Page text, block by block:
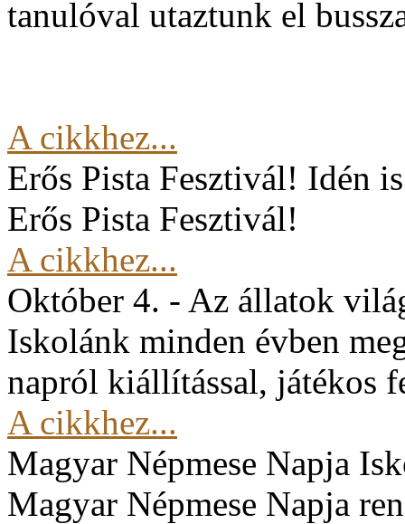
tanulóval utaztunk el
A cikkhez...
Erős Pista Fesztivál! Idén
Erős Pista Fesztivál!
A cikkhez...
Október 4. - Az állatok
Iskolánk minden évben
napról kiállítással, játékos
A cikkhez...
Magyar Népmese Napja
Magyar Népmese Napja